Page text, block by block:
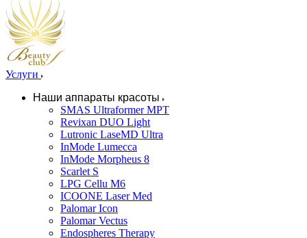
Услуги
Наши аппараты красоты
SMAS Ultraformer MPT
Revixan DUO Light
Lutronic LaseMD Ultra
InMode Lumecca
InMode Morpheus 8
Scarlet S
LPG Cellu M6
ICOONE Laser Med
Palomar Icon
Palomar Vectus
Endospheres Therapy